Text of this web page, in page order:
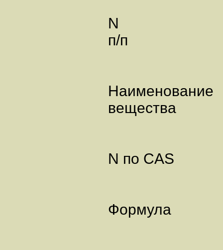
N
п/п
Наименование
вещества
N по CAS
Формула